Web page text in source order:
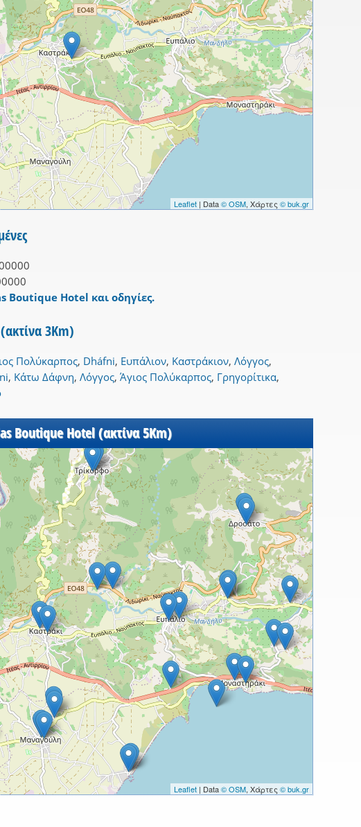
Leaflet| Data© OSM, Χάρτες © buk.gr
Boutique Hotel και οδηγίες.
3Km)
Πολύκαρπος, Dháfni, Ευπάλιον, Καστράκιον, Λόγγος,
, Κάτω Δάφνη, Λόγγος, Άγιος Πολύκαρπος, Γρηγορίτικα,
Boutique Hotel (ακτίνα 5Km)
Leaflet| Data© OSM, Χάρτες © buk.gr